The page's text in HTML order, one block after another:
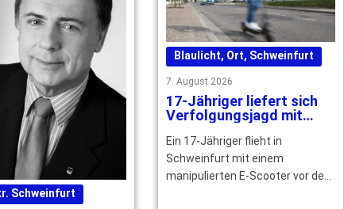
Schweinfurt
Blaulicht, Ort, Schweinfurt
7. August 2026
17-Jähriger liefert sich
Verfolgungsjagd mit
Ein 17-Jähriger flieht in
Schweinfurt mit einem
manipulierten E-Scooter vor der